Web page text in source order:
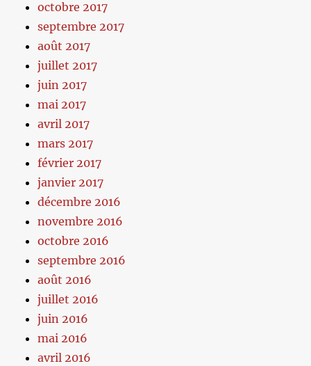
octobre 2017
septembre 2017
août 2017
juillet 2017
juin 2017
mai 2017
avril 2017
mars 2017
février 2017
janvier 2017
décembre 2016
novembre 2016
octobre 2016
septembre 2016
août 2016
juillet 2016
juin 2016
mai 2016
avril 2016